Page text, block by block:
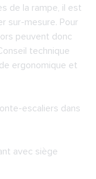
de la rampe, il est
sur-mesure. Pour
peuvent donc
technique
ergonomique et
escaliers dans
avec siège